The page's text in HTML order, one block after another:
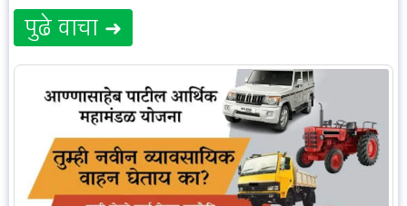
पुढे वाचा ➜